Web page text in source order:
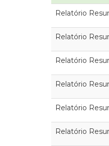
Relatório
Relatório
Relatório
Relatório
Relatório
Relatório